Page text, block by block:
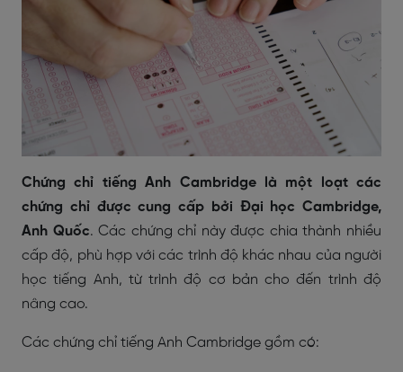
Chứng chỉ tiếng Anh Cambridge là một loạt các
chứng chỉ được cung cấp bởi Đại học Cambridge,
Anh Quốc. Các chứng chỉ này được chia thành nhiều
cấp độ, phù hợp với các trình độ khác nhau của người
học tiếng Anh, từ trình độ cơ bản cho đến trình độ
nâng cao.
Các chứng chỉ tiếng Anh Cambridge gồm có: